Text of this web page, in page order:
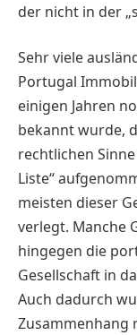
der nicht in der
Sehr viele
Portugal
einigen Jahren
bekannt wurde,
rechtlichen
Liste“
meisten dieser
verlegt. Manche
hingegen die
Gesellschaft in
Auch dadurch
Zusammenhang